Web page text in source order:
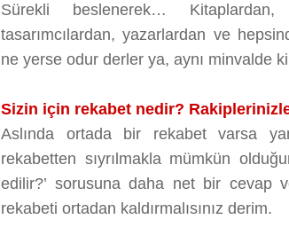
Sürekli beslenerek… Kitaplardan,
tasarımcılardan, yazarlardan ve
ne yerse odur derler ya, aynı minvalde
Sizin için rekabet nedir?
Aslında ortada bir rekabet varsa
rekabetten sıyrılmakla mümkün
edilir?’ sorusuna daha net bir cevap
rekabeti ortadan kaldırmalısınız derim.